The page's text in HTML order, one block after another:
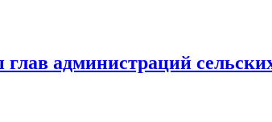
администраций